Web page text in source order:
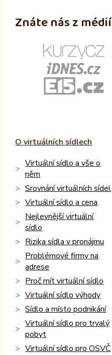
Znáte nás z médií
O virtuálních sídlech
Virtuální sídlo a vše o
něm
Srovnání virtuálních sídel
Virtuální sídlo a cena
Nejlevnější virtuální
sídlo
Rizika sídla v pronájmu
Problémové firmy na
adrese
Proč mít virtuální sídlo
Virtuální sídlo výhody
Sídlo a místo podnikání
Virtuální sídlo pro trvalý
pobyt
Virtuální sídlo pro OSVČ